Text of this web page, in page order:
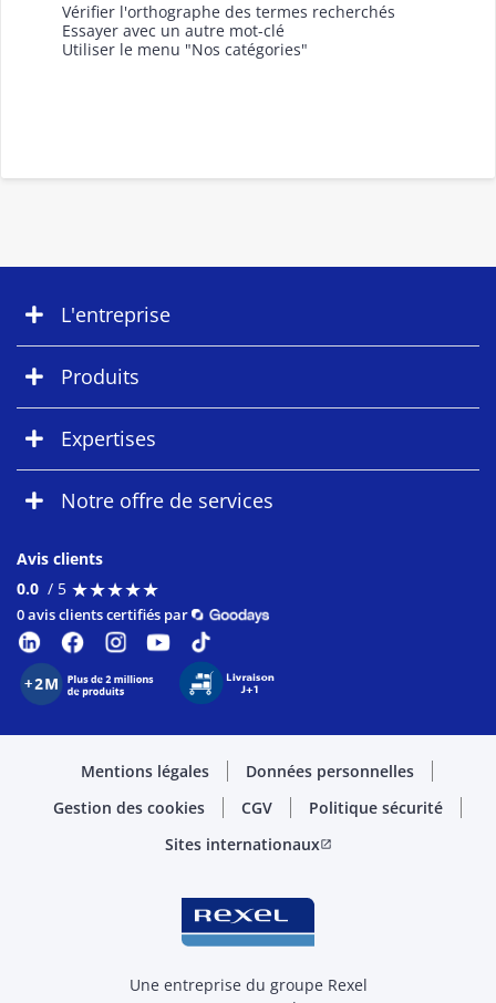
Vérifier l'orthographe des termes recherchés
Essayer avec un autre mot-clé
Utiliser le menu "Nos catégories"
L'entreprise
Produits
Expertises
Notre offre de services
Avis clients
0.0 / 5 ★★★★★
★★★★★
0 avis clients certifiés par
Mentions légales
Données personnelles
Gestion des cookies
CGV
Politique sécurité
Sites internationauxopen_in_new
Une entreprise du groupe Rexel